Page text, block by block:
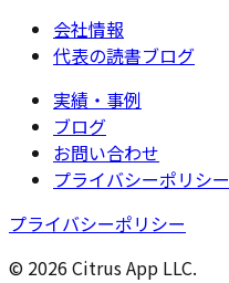
会社情報
代表の読書ブログ
実績・事例
ブログ
お問い合わせ
プライバシーポリシー
プライバシーポリシー
© 2026 Citrus App LLC.